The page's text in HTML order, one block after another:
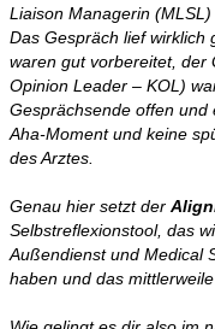
Liaison Managerin
Das Gespräch lief wirklich
waren gut vorbereitet, der
Opinion Leader – KOL)
Gesprächsende offen und
Aha-Moment und keine
des Arztes.
Genau hier setzt der
Selbstreflexionstool, das
Außendienst und Medical
haben und das